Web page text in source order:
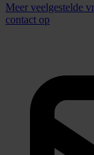
Meer veelgestelde
contact op